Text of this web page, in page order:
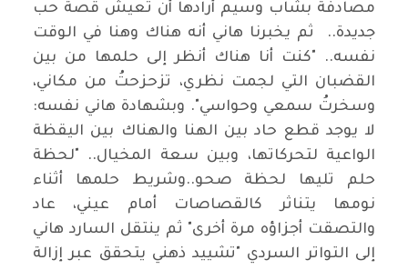
مصادفة بشاب وسيم أرادها أن تعيش قصة حب
جديدة.. ثم يخبرنا هاني أنه هناك وهنا في الوقت
نفسه.. "كنت أنا هناك أنظر إلى حلمها من بين
القضبان التي لجمت نظري، تزحزحتُ من مكاني،
وسخرتُ سمعي وحواسي". وبشهادة هاني نفسه:
لا يوجد قطع حاد بين الهنا والهناك بين اليقظة
الواعية لتحركاتها، وبين سعة المخيال.. "لحظة
حلم تليها لحظة صحو..وشريط حلمها أثناء
نومها يتناثر كالقصاصات أمام عيني، عاد
والتصقت أجزاؤه مرة أخرى" ثم ينتقل السارد هاني
إلى التواتر السردي "تشييد ذهني يتحقق عبر إزالة